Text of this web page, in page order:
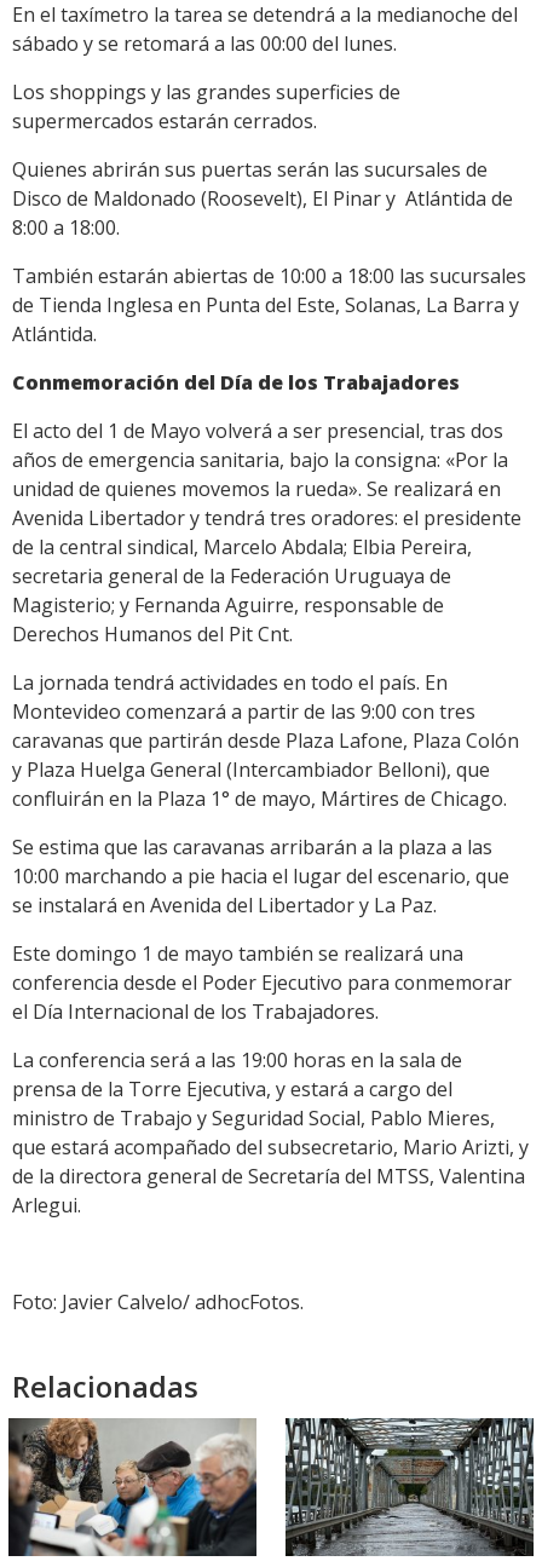
En el taxímetro la tarea se detendrá a la medianoche del
sábado y se retomará a las 00:00 del lunes.
Los shoppings y las grandes superficies de
supermercados estarán cerrados.
Quienes abrirán sus puertas serán las sucursales de
Disco de Maldonado (Roosevelt), El Pinar y Atlántida de
8:00 a 18:00.
También estarán abiertas de 10:00 a 18:00 las sucursales
de Tienda Inglesa en Punta del Este, Solanas, La Barra y
Atlántida.
Conmemoración del Día de los Trabajadores
El acto del 1 de Mayo volverá a ser presencial, tras dos
años de emergencia sanitaria, bajo la consigna: «Por la
unidad de quienes movemos la rueda». Se realizará en
Avenida Libertador y tendrá tres oradores: el presidente
de la central sindical, Marcelo Abdala; Elbia Pereira,
secretaria general de la Federación Uruguaya de
Magisterio; y Fernanda Aguirre, responsable de
Derechos Humanos del Pit Cnt.
La jornada tendrá actividades en todo el país. En
Montevideo comenzará a partir de las 9:00 con tres
caravanas que partirán desde Plaza Lafone, Plaza Colón
y Plaza Huelga General (Intercambiador Belloni), que
confluirán en la Plaza 1° de mayo, Mártires de Chicago.
Se estima que las caravanas arribarán a la plaza a las
10:00 marchando a pie hacia el lugar del escenario, que
se instalará en Avenida del Libertador y La Paz.
Este domingo 1 de mayo también se realizará una
conferencia desde el Poder Ejecutivo para conmemorar
el Día Internacional de los Trabajadores.
La conferencia será a las 19:00 horas en la sala de
prensa de la Torre Ejecutiva, y estará a cargo del
ministro de Trabajo y Seguridad Social, Pablo Mieres,
que estará acompañado del subsecretario, Mario Arizti, y
de la directora general de Secretaría del MTSS, Valentina
Arlegui.
Foto: Javier Calvelo/ adhocFotos.
Relacionadas